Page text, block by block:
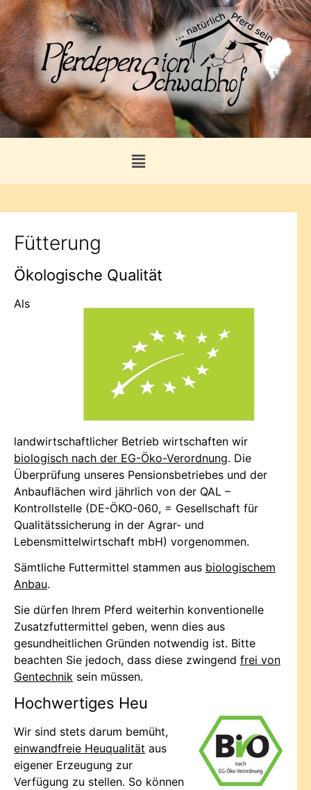
Fütterung
Ökologische Qualität
Als
landwirtschaftlicher Betrieb wirtschaften wir
biologisch nach der EG-Öko-Verordnung. Die
Überprüfung unseres Pensionsbetriebes und der
Anbauflächen wird jährlich von der QAL –
Kontrollstelle (DE-ÖKO-060, = Gesellschaft für
Qualitätssicherung in der Agrar- und
Lebensmittelwirtschaft mbH) vorgenommen.
Sämtliche Futtermittel stammen aus biologischem
Anbau.
Sie dürfen Ihrem Pferd weiterhin konventionelle
Zusatzfuttermittel geben, wenn dies aus
gesundheitlichen Gründen notwendig ist. Bitte
beachten Sie jedoch, dass diese zwingend frei von
Gentechnik sein müssen.
Hochwertiges Heu
Wir sind stets darum bemüht,
einwandfreie Heuqualität aus
eigener Erzeugung zur
Verfügung zu stellen. So können